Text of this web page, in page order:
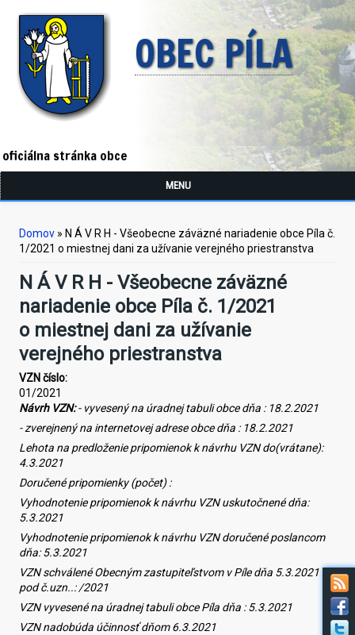
OBEC PÍLA
oficiálna stránka obce
MENU
Nachádzate sa tu
Domov » N Á V R H - Všeobecne záväzné nariadenie obce Píla č.
1/2021 o miestnej dani za užívanie verejného priestranstva
N Á V R H - Všeobecne záväzné
nariadenie obce Píla č. 1/2021
o miestnej dani za užívanie
verejného priestranstva
VZN číslo:
01/2021
Návrh VZN:- vyvesený na úradnej tabuli obce dňa : 18.2.2021
- zverejnený na internetovej adrese obce dňa : 18.2.2021
Lehota na predloženie pripomienok k návrhu VZN do(vrátane):
4.3.2021
Doručené pripomienky (počet) :
Vyhodnotenie pripomienok k návrhu VZN uskutočnené dňa:
5.3.2021
Vyhodnotenie pripomienok k návrhu VZN doručené poslancom
dňa:5.3.2021
VZN schválené Obecným zastupiteľstvom vPíledňa 5.3.2021
pod č.uzn..:/2021
VZN vyvesené na úradnej tabuli obcePíla dňa :5.3.2021
VZN nadobúda účinnosť dňom 6.3.2021